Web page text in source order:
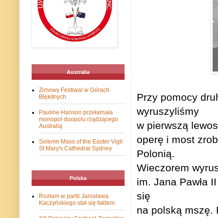
Przy pomocy
wyruszyliśmy
w pierwszą
operę i most
Polonią.
Wieczorem
im. Jana Pawła
się
na polską mszę.
Australia
Zimowy Festiwal w Górach
Błękitnych
Pauline Hanson przełamała
monopol duopolu rządzącego
Australią
Solemn Mass of the Easter Vigil
St Mary's Cathedral Sydney
Polska
Rozłam w partii Jarosława
Kaczyńskiego stał się faktem